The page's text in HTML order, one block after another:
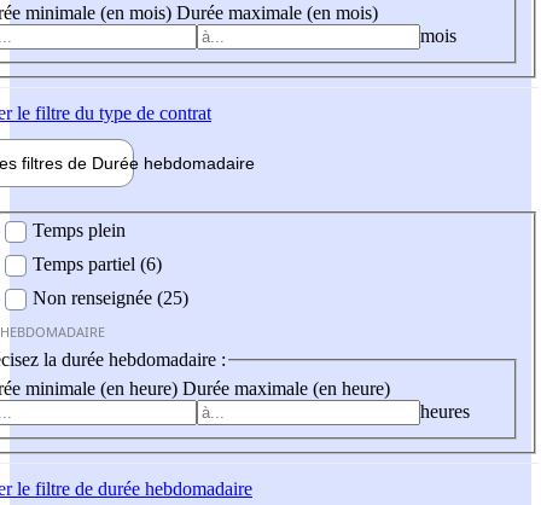
minimale (en mois) Durée maximale (en mois)
mois
le filtre du type de contrat
filtres de Durée hebdomadaire
Temps plein
Temps partiel (6)
Non renseignée (25)
la durée hebdomadaire :
minimale (en heure) Durée maximale (en heure)
heures
le filtre de durée hebdomadaire